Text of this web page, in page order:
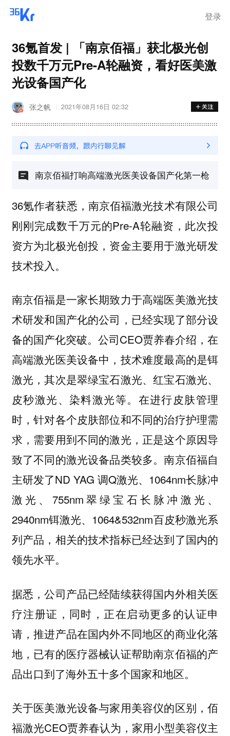
登录
36氪首发 | 「南京佰福」获北极光创
投数千万元Pre-A轮融资，看好医美激
光设备国产化
张之帆 2021年08月16日 02:32
南京佰福打响高端激光医美设备国产化第一枪
36氪作者获悉，南京佰福激光技术有限公司
刚刚完成数千万元的Pre-A轮融资，此次投
资方为北极光创投，资金主要用于激光研发
技术投入。
南京佰福是一家长期致力于高端医美激光技
术研发和国产化的公司，已经实现了部分设
备的国产化突破。公司CEO贾养春介绍，在
高端激光医美设备中，技术难度最高的是铒
激光，其次是翠绿宝石激光、红宝石激光、
皮秒激光、染料激光等。在进行皮肤管理
时，针对各个皮肤部位和不同的治疗护理需
求，需要用到不同的激光，正是这个原因导
致了不同的激光设备品类较多。南京佰福自
主研发了ND YAG 调Q激光、1064nm长脉冲
激光、755nm翠绿宝石长脉冲激光、
2940nm铒激光、1064&532nm百皮秒激光系
列产品，相关的技术指标已经达到了国内的
领先水平。
据悉，公司产品已经陆续获得国内外相关医
疗注册证，同时，正在启动更多的认证申
请，推进产品在国内外不同地区的商业化落
地，已有的医疗器械认证帮助南京佰福的产
品出口到了海外五十多个国家和地区。
关于医美激光设备与家用美容仪的区别，佰
福激光CEO贾养春认为，家用小型美容仪主